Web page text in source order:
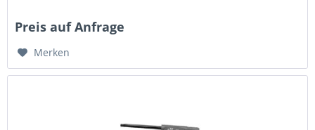
Preis auf Anfrage
Merken